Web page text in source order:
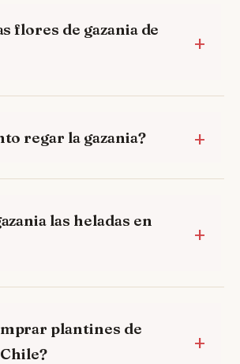
flores de gazania de
regar la gazania?
las heladas en
plantines de